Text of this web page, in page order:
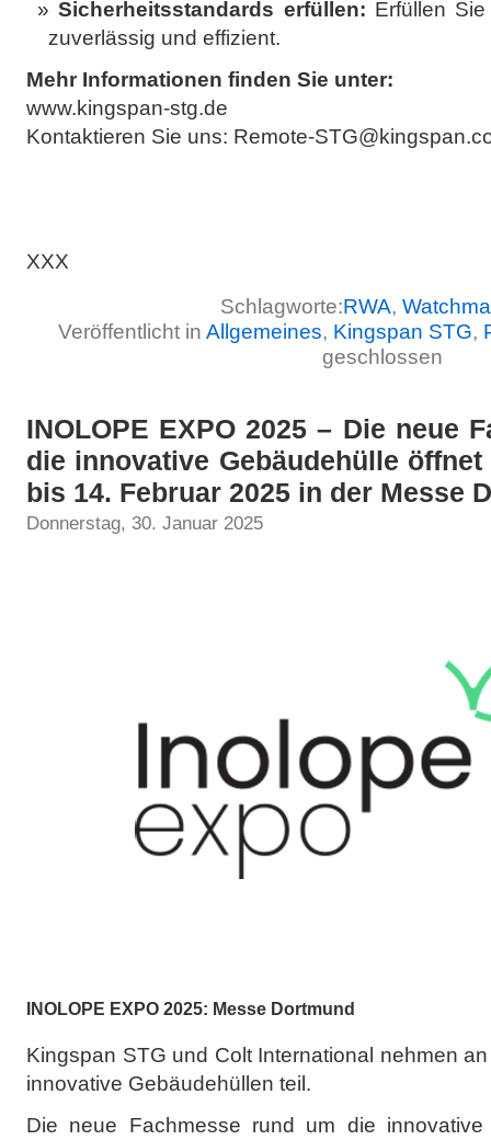
Sicherheitsstandards erfüllen: Erfüllen
zuverlässig und effizient.
Mehr Informationen finden Sie unter:
www.kingspan-stg.de
Kontaktieren Sie uns: Remote-
XXX
Schlagworte:RWA,
Veröffentlicht in Allgemeines, Kingspan STG,
geschlossen
INOLOPE EXPO 2025 – Die neue
die innovative Gebäudehülle
bis 14. Februar 2025 in der Messe
Donnerstag, 30. Januar 2025
INOLOPE EXPO 2025: Messe Dortmund
Kingspan STG und Colt International nehmen
innovative Gebäudehüllen teil.
Die neue Fachmesse rund um die